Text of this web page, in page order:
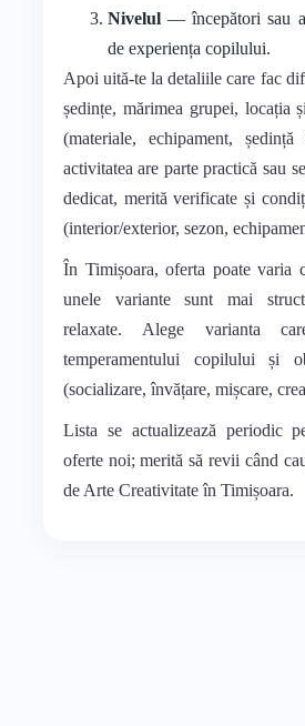
Nivelul— începători sau
de experiența copilului.
Apoi uită-te la detaliile care fac
ședințe, mărimea grupei, locația
(materiale, echipament,
activitatea are parte practică sau
dedicat, merită verificate și
(interior/exterior, sezon,
În Timișoara, oferta poate varia
unele variante sunt mai
relaxate. Alege varianta
temperamentului copilului și
(socializare, învățare, mișcare,
Lista se actualizează periodic
oferte noi; merită să revii când
de Arte Creativitate în Timișoara.